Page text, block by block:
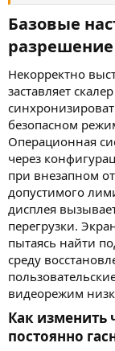
Базовые
разрешение
Некорректно
заставляет
безопасном
Операционная
через
при внезапном
допустимого
дисплея
перегрузки.
пытаясь найти
среду
видеорежим
Как изменить
постоянно